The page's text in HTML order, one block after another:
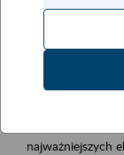
obsługa klientów
Opis wydarzenia
Platforma Usług
najważniejszych